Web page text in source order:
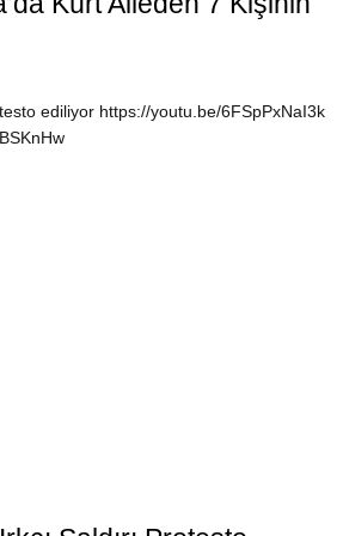
ediliyor https://youtu.be/6FSpPxNaI3k